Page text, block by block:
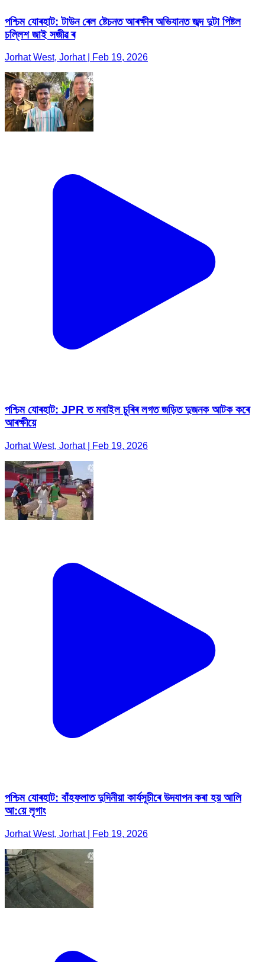
পশ্চিম যোৰহাট: টাউন ৰেল ষ্টেচনত আৰক্ষীৰ অভিযানত জব্দ দুটা পিষ্টল
চল্লিশ জাই সজীৱ ৰ
Jorhat West, Jorhat | Feb 19, 2026
পশ্চিম যোৰহাট: JPR ত মবাইল চুৰিৰ লগত জড়িত দুজনক আটক কৰে
আৰক্ষীয়ে
Jorhat West, Jorhat | Feb 19, 2026
পশ্চিম যোৰহাট: বাঁহফলাত দুদিনীয়া কাৰ্যসূচীৰে উদযাপন কৰা হয় আলি
আ:য়ে লৃগাং
Jorhat West, Jorhat | Feb 19, 2026